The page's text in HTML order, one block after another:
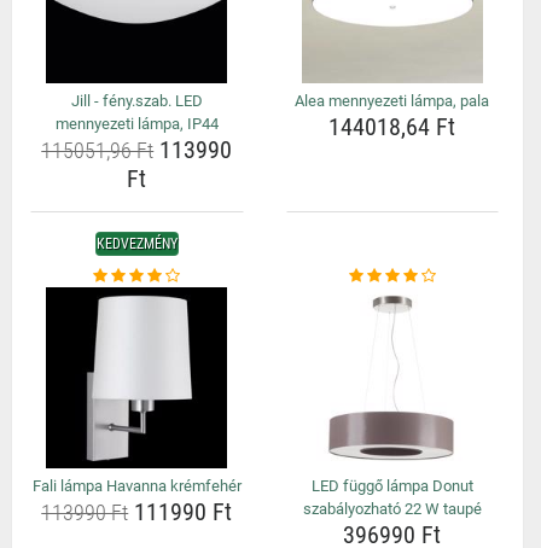
Jill - fény.szab. LED
mennyezeti lámpa, IP44
115051,96 Ft113990
Ft
Alea mennyezeti lámpa, pala
144018,64 Ft
KEDVEZMÉNY
Fali lámpa Havanna krémfehér
113990 Ft111990 Ft
LED függő lámpa Donut
szabályozható 22 W taupé
396990 Ft